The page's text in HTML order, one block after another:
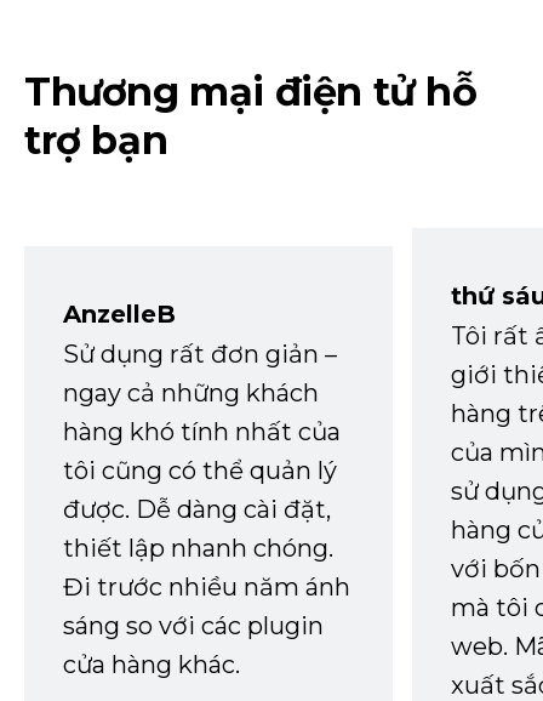
Thương mại điện tử hỗ
trợ bạn
AnzelleB
Sử dụng rất đơn giản –
ngay cả những khách
hàng khó tính nhất của
tôi cũng có thể quản lý
được. Dễ dàng cài đặt,
thiết lập nhanh chóng.
Đi trước nhiều năm ánh
sáng so với các plugin
cửa hàng khác.
thứ
Tôi rất
giới
hàng
của
sử
hàng
với
mà tôi
web.
xuất